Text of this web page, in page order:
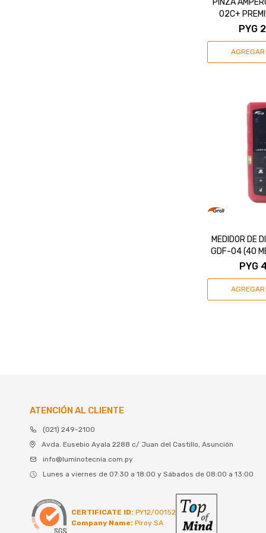
02C+
PYG
MEDIDOR DE
GDF-04 (40
PYG
ATENCIÓN AL CLIENTE
(021) 249-2100
Avda. Eusebio Ayala 2288 c/ Juan del Castillo, Asunción
info@luminotecnia.com.py
Lunes a viernes de 07:30 a 18:00 y Sábados de 08:00 a 13:00
CERTIFICATE ID: PY12/00152
Company Name: Piroy SA